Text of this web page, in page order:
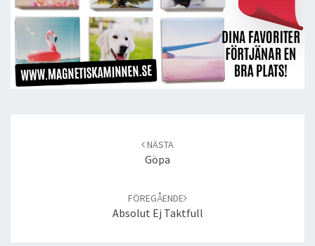
NÄSTA
Göpa
FÖREGÅENDE
Absolut Ej Taktfull